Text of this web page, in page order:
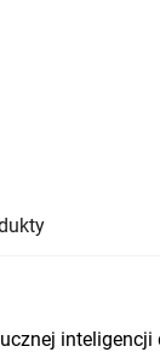
inteligencji